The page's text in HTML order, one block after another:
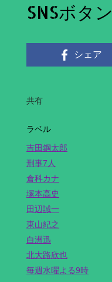
SNSボタン
シェア
共有
ラベル
吉田鋼太郎
刑事7人
倉科カナ
塚本高史
田辺誠一
東山紀之
白洲迅
北大路欣也
毎週水曜よる9時